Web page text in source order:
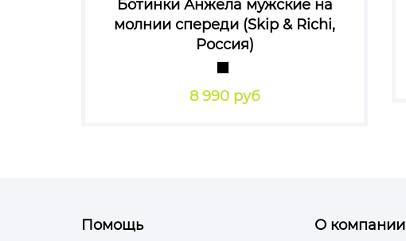
Ботинки Анжела мужские на
молнии спереди (Skip & Richi,
Россия)
8 990 руб
Помощь О компании